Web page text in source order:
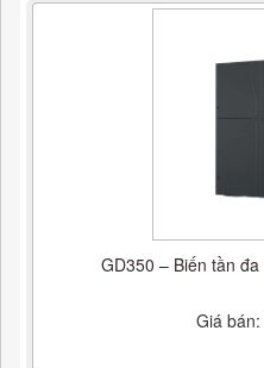
GD350 – Biến tần
Giá bán: